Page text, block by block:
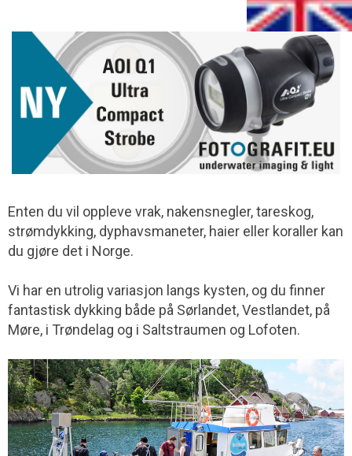
Enten du vil oppleve vrak, nakensnegler, tareskog,
strømdykking, dyphavsmaneter, haier eller koraller kan
du gjøre det i Norge.
Vi har en utrolig variasjon langs kysten, og du finner
fantastisk dykking både på Sørlandet, Vestlandet, på
Møre, i Trøndelag og i Saltstraumen og Lofoten.